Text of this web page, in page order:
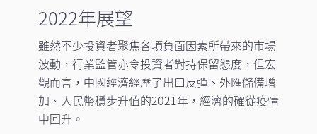
2022年展望
雖然不少投資者聚焦各項負面因素所帶來的市場
波動，行業監管亦令投資者對持保留態度，但宏
觀而言，中國經濟經歷了出口反彈、外匯儲備增
加、人民幣穩步升值的2021年，經濟的確從疫情
中回升。